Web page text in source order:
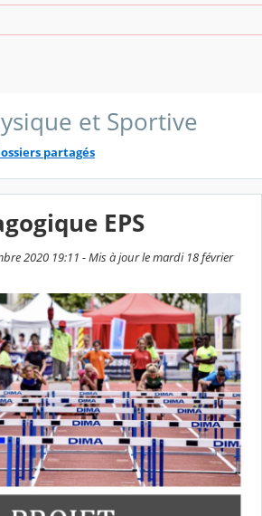
et Sportive
partagés
EPS
2020 19:11 - Mis à jour le mardi 18 février